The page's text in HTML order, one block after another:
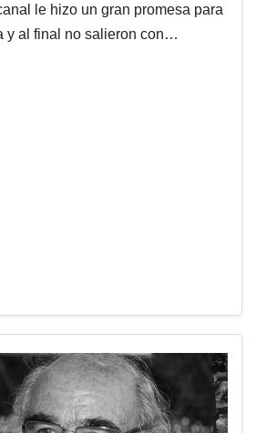
le hizo un gran promesa para
y al final no salieron con…